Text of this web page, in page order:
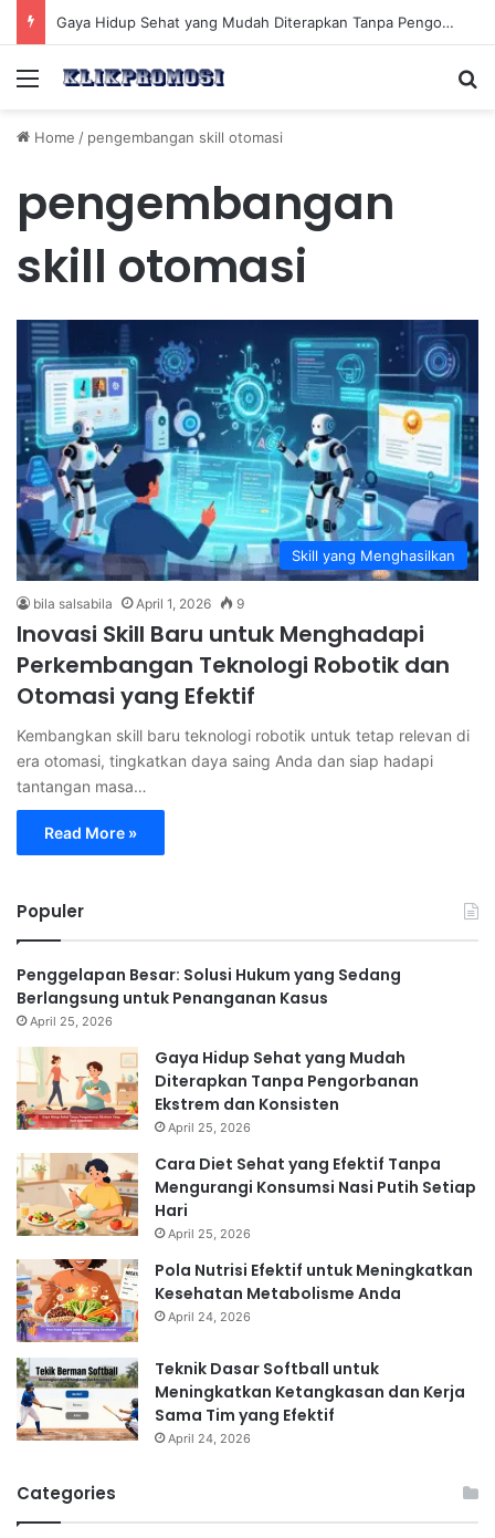
Gaya Hidup Sehat yang Mudah Diterapkan Tanpa Pengorbanan Ekstrem dan Konsisten
Menu
Home / pengembangan skill otomasi
pengembangan
skill otomasi
Skill yang Menghasilkan
bila salsabila April 1, 2026 9
Inovasi Skill Baru untuk Menghadapi
Perkembangan Teknologi Robotik dan
Otomasi yang Efektif
Kembangkan skill baru teknologi robotik untuk tetap relevan di
era otomasi, tingkatkan daya saing Anda dan siap hadapi
tantangan masa…
Read More »
Populer
Penggelapan Besar: Solusi Hukum yang Sedang
Berlangsung untuk Penanganan Kasus
April 25, 2026
Gaya Hidup Sehat yang Mudah
Diterapkan Tanpa Pengorbanan
Ekstrem dan Konsisten
April 25, 2026
Cara Diet Sehat yang Efektif Tanpa
Mengurangi Konsumsi Nasi Putih Setiap
Hari
April 25, 2026
Pola Nutrisi Efektif untuk Meningkatkan
Kesehatan Metabolisme Anda
April 24, 2026
Teknik Dasar Softball untuk
Meningkatkan Ketangkasan dan Kerja
Sama Tim yang Efektif
April 24, 2026
Categories